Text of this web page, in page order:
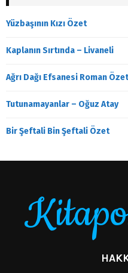
Yüzbaşının Kızı Özet
Kaplanın Sırtında – Livaneli
Ağrı Dağı Efsanesi Roman
Tutunamayanlar – Oğuz Atay
Bir Şeftali Bin Şeftali Özet